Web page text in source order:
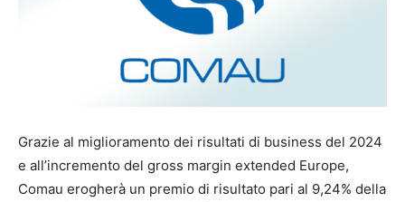
Grazie al miglioramento dei risultati di business del 2024
e all’incremento del gross margin extended Europe,
Comau erogherà un premio di risultato pari al 9,24% della